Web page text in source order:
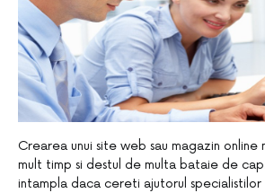
Crearea unui site web sau magazin online
mult timp si destul de multa bataie de
intampla daca cereti ajutorul specialistilor